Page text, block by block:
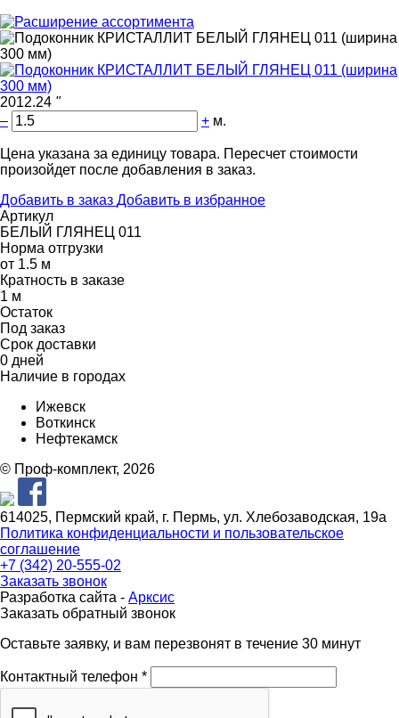
2012.24 "
–
+ м.
Цена указана за единицу товара. Пересчет стоимости
произойдет после добавления в заказ.
Добавить в заказ Добавить в избранное
Артикул
БЕЛЫЙ ГЛЯНЕЦ 011
Норма отгрузки
от 1.5 м
Кратность в заказе
1 м
Остаток
Под заказ
Срок доставки
0 дней
Наличие в городах
Ижевск
Воткинск
Нефтекамск
© Проф-комплект, 2026
614025, Пермский край, г. Пермь, ул. Хлебозаводская, 19а
Политика конфиденциальности и пользовательское
соглашение
+7 (342) 20-555-02
Заказать звонок
Разработка сайта - Арксис
Заказать обратный звонок
Оставьте заявку, и вам перезвонят в течение 30 минут
Контактный телефон *